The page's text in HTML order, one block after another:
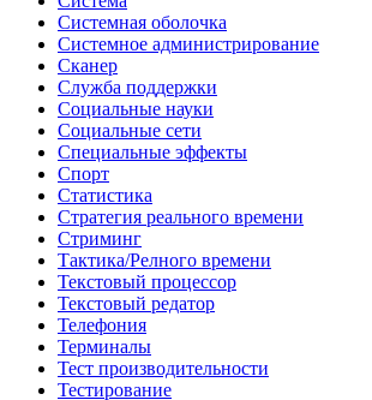
Системная оболочка
Системное администрирование
Сканер
Служба поддержки
Социальные науки
Социальные сети
Специальные эффекты
Спорт
Статистика
Стратегия реального времени
Стриминг
Тактика/Релного времени
Текстовый процессор
Текстовый редатор
Телефония
Терминалы
Тест производительности
Тестирование